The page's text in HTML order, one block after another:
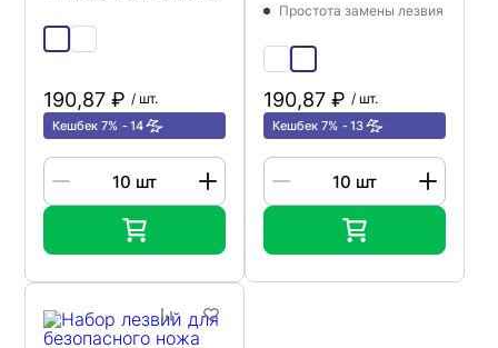
190,87 ₽ / шт.
Кешбек 7% 14
Простота замены лезвия
190,87 ₽ / шт.
Кешбек 7% 13